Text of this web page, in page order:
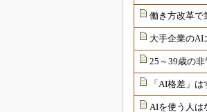
働き方改革で
大手企業のAI
25～39歳の
「AI格差」
AIを使う人